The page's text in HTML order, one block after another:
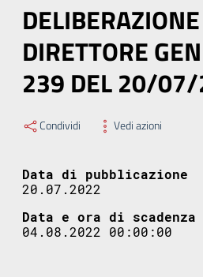
DIRETTORE
239 DEL 20/
Condividi Vedi azioni
Data di pubblicazione
20.07.2022
Data e ora di scadenza
04.08.2022 00:00:00